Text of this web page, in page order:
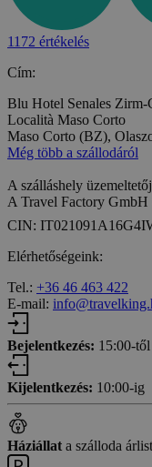
1172 értékelés
Cím:
Blu Hotel Senales
Località Maso Corto
Maso Corto (BZ),
Még több a szállodáról
A szálláshely
A Travel Factory GmbH
CIN:
Elérhetőségeink:
Tel.: +36 46 463 422
E-mail:
Bejelentkezés: 15:00-től
Kijelentkezés: 10:00-ig
Háziállat a szálloda